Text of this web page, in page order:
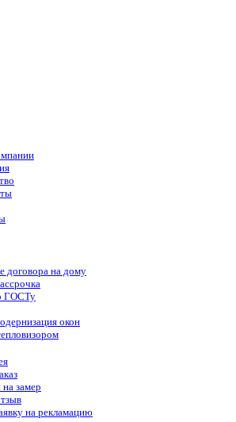
договора на дому
ГОСТу
окон
на замер
на рекламацию